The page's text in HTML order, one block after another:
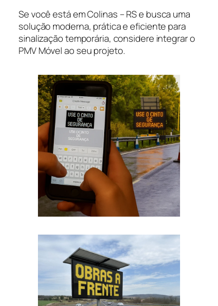
Se você está em Colinas – RS e busca uma
solução moderna, prática e eficiente para
sinalização temporária, considere integrar o
PMV Móvel ao seu projeto.